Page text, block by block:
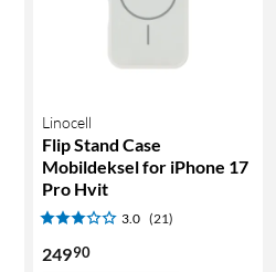
Linocell
Flip Stand Case
Mobildeksel for iPhone 17
Pro Hvit
3.0 (21)
24990